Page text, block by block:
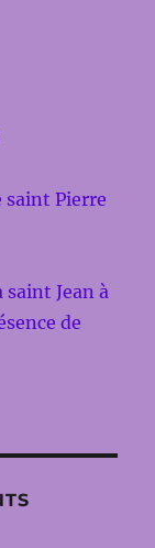
saint Pierre
Jean à
de